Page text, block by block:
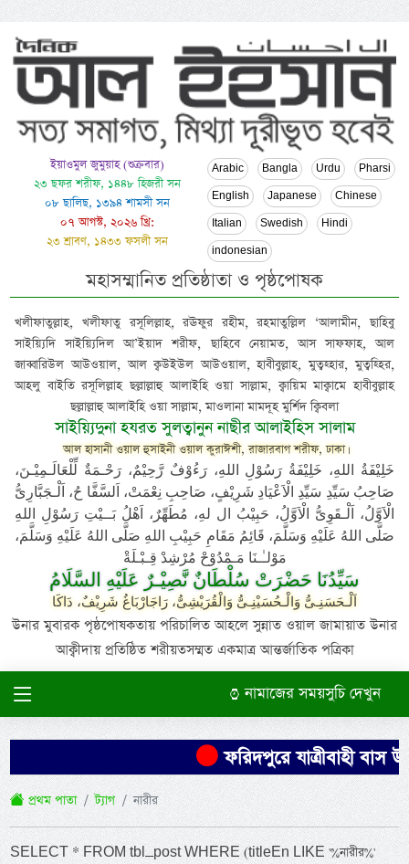
ইয়াওমুল জুমুয়াহ (শুক্রবার)
২৩ ছফর শরীফ, ১৪৪৮ হিজরী সন
০৮ ছালিছ, ১৩৯৪ শামসী সন
০৭ আগস্ট, ২০২৬ খ্রি:
২৩ শ্রাবণ, ১৪৩৩ ফসলী সন
Arabic Bangla Urdu Pharsi
English Japanese Chinese
Italian Swedish Hindi
indonesian
মহাসম্মানিত প্রতিষ্ঠাতা ও পৃষ্ঠপোষক
খলীফাতুল্লাহ, খলীফাতু রসূলিল্লাহ, রঊফুর রহীম, রহমাতুল্লিল ‘আলামীন, ছাহিবু
সাইয়্যিদি সাইয়্যিদিল আ’ইয়াদ শরীফ, ছাহিবে নেয়ামত, আস সাফফাহ, আল
জাব্বারিউল আউওয়াল, আল ক্বউইউল আউওয়াল, হাবীবুল্লাহ, মুত্বহ্হার, মুত্বহ্হির,
আহলু বাইতি রসূলিল্লাহ ছল্লাল্লাহু আলাইহি ওয়া সাল্লাম, ক্বায়িম মাক্বামে হাবীবুল্লাহ
ছল্লাল্লাহু আলাইহি ওয়া সাল্লাম, মাওলানা মামদূহ মুর্শিদ ক্বিবলা
সাইয়্যিদুনা হযরত সুলত্বানুন নাছীর আলাইহিস সালাম
আল হাসানী ওয়াল হুসাইনী ওয়াল কুরাঈশী, রাজারবাগ শরীফ, ঢাকা।
خَلِيْفَةُ اللهِ، خَلِيْفَةُ رَسُوْلِ اللهِ، رَءُوْفٌ رَّحِيْمٌ، رَحْـمَةٌ لِّلْعَالَـمِيْـنَ،
صَاحِبُ سَيِّدِ سَيِّدِ الْاَعْيَادِ شَرِيْفٍ، صَاحِبِ نِعْمَتْ، اَلسَّفَّا حُ، اَلْـجَبَّارِىُّ
الْاَوَّلُ، اَلْـقَوِىُّ الْاَوَّلُ، حَبِيْبُ ال لهِ، مُطَهِّرٌ، اَهْلُ بَــيْتِ رَسُوْلِ اللهِ
صَلَّى اللهُ عَلَيْهِ وَسَلَّمَ، قَائِمُ مَقَامِ حَبِيْبِ اللهِ صَلَّى اللهُ عَلَيْهِ وَسَلَّمَ،
مَوْلـٰـنَا مَـمْدُوْحْ مُرْشِدْ قِـبْـلَةْ
سَيِّدُنَا حَضْرَتْ سُلْطَانٌ نَّصِيْـرٌ عَلَيْهِ السَّلَامُ
اَلْـحَسَنِـىُّ وَالْـحُسَيْنِـىُّ وَالْقُرَيْشِىُّ، رَاجَارْبَاغُ شَرِيْفٌ، دَاكَا
উনার মুবারক পৃষ্ঠপোষকতায় পরিচালিত আহলে সুন্নাত ওয়াল জামায়াত উনার
আক্বীদায় প্রতিষ্ঠিত শরীয়তসম্মত একমাত্র আন্তর্জাতিক পত্রিকা
নামাজের সময়সুচি দেখুন
ফরিদপুরে যাত্রীবাহী বাস
প্রথম পাতা ট্যাগ নারীর
SELECT * FROM tbl_post WHERE (titleEn LIKE '%নারীর%'